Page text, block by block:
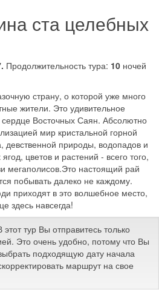
ста целебных
Продолжительность тура: 10 ночей
страну, о которой уже много
жители. Это удивительное
Восточных Саян. Абсолютно
мир кристальной горной
девственной природы, водопадов и
цветов и растений - всего того,
мегаполисов.Это настоящий рай
побывать далеко не каждому.
приходят в это волшебное место,
здесь навсегда!
тур Вы отправитесь только
Это очень удобно, потому что Вы
подходящую дату начала
маршрут на свое